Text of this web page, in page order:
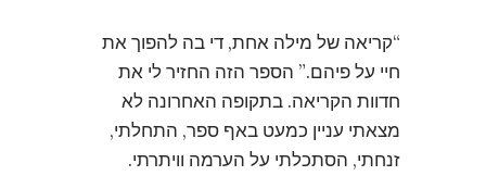
“קריאה של מילה אחת, די בה להפוך את
חיי על פיהם.” הספר הזה החזיר לי את
חדוות הקריאה. בתקופה האחרונה לא
מצאתי עניין כמעט באף ספר, התחלתי,
זנחתי, הסתכלתי על הערמה וויתרתי.